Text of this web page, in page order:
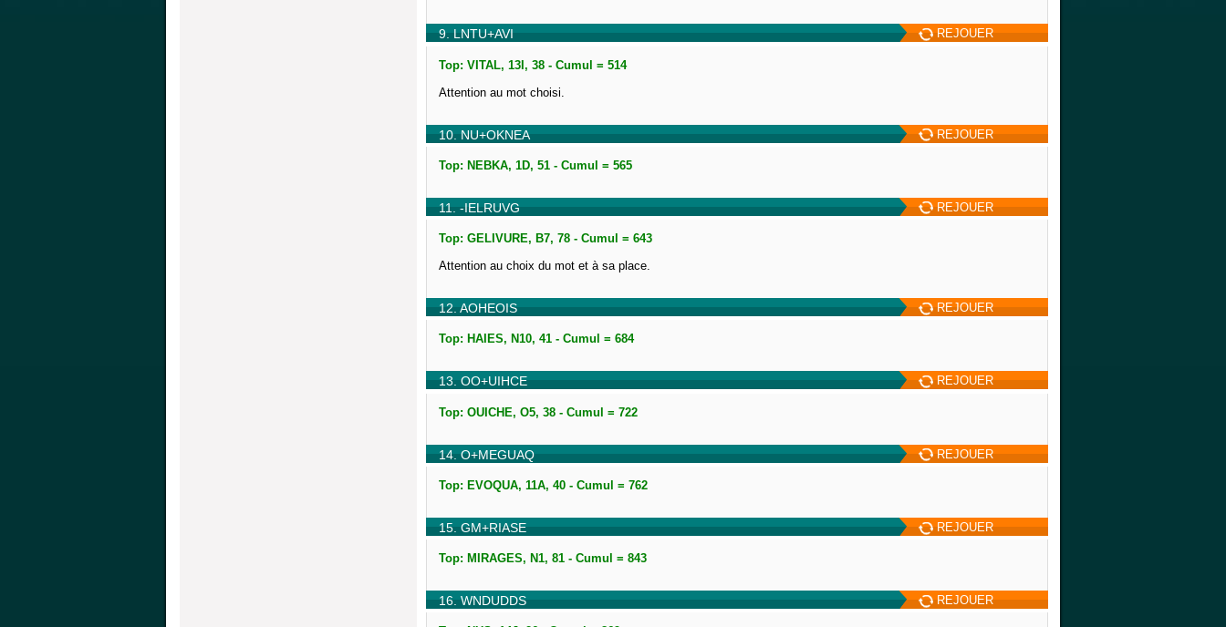
9. LNTU+AVI REJOUER
Top: VITAL, 13I, 38 - Cumul = 514
Attention au mot choisi.
10. NU+OKNEA REJOUER
Top: NEBKA, 1D, 51 - Cumul = 565
11. -IELRUVG REJOUER
Top: GELIVURE, B7, 78 - Cumul = 643
Attention au choix du mot et à sa place.
12. AOHEOIS REJOUER
Top: HAIES, N10, 41 - Cumul = 684
13. OO+UIHCE REJOUER
Top: OUICHE, O5, 38 - Cumul = 722
14. O+MEGUAQ REJOUER
Top: EVOQUA, 11A, 40 - Cumul = 762
15. GM+RIASE REJOUER
Top: MIRAGES, N1, 81 - Cumul = 843
16. WNDUDDS REJOUER